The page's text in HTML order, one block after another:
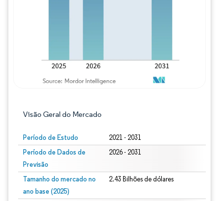
Visão Geral do Mercado
Período de Estudo 2021 - 2031
Período de Dados de
Previsão
2026 - 2031
Tamanho do mercado no
ano base (2025)
2.43 Bilhões de dólares